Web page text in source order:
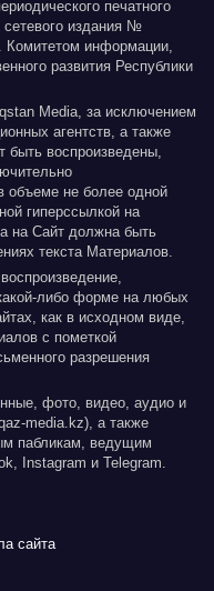
печатного
сетевого издания №
Комитетом информации,
развития Республики
Media, за исключением
агентств, а также
быть воспроизведены,
объеме не более одной
гиперссылкой на
на Сайт должна быть
текста Материалов.
либо форме на любых
как в исходном виде,
с пометкой
разрешения
фото, видео, аудио и
media.kz), а также
пабликам, ведущим
Instagram и Telegram.
сайта